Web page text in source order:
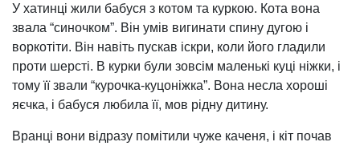
У хатинці жили бабуся з котом та куркою. Кота вона
звала “синочком”. Він умів вигинати спину дугою і
воркотіти. Він навіть пускав іскри, коли його гладили
проти шерсті. В курки були зовсім маленькі куці ніжки, і
тому її звали “курочка-куцоніжка”. Вона несла хороші
яєчка, і бабуся любила її, мов рідну дитину.
Вранці вони відразу помітили чуже каченя, і кіт почав